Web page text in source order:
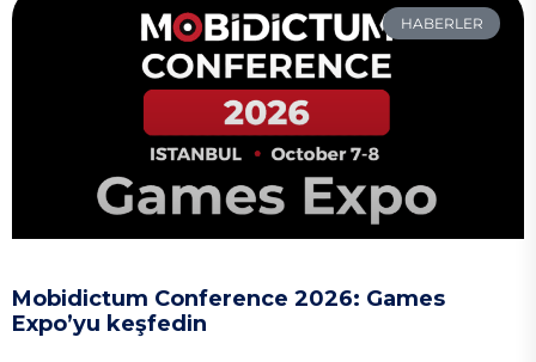
HABERLER
Mobidictum Conference 2026: Games
Expo’yu keşfedin